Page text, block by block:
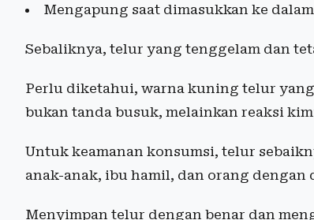
Mengapung saat dimasukkan ke
Sebaliknya, telur yang tenggelam dan
Perlu diketahui, warna kuning telur
bukan tanda busuk, melainkan reaksi
Untuk keamanan konsumsi, telur
anak-anak, ibu hamil, dan orang dengan
Menyimpan telur dengan benar dan